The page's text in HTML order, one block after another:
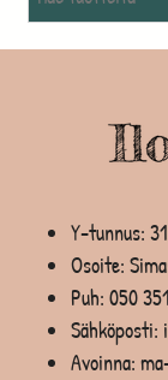
Y-tunnus:
Osoite:
Puh: 050
Sähköposti:
Avoinna: